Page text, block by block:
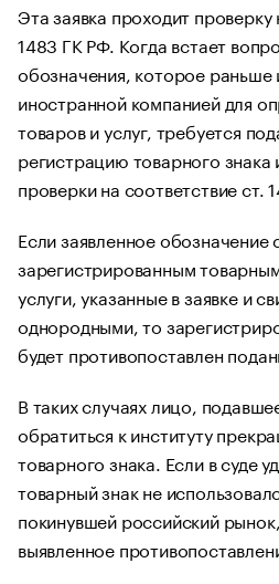
Эта заявка проходит проверку
1483 ГК РФ. Когда встает
обозначения, которое раньше
иностранной компанией для
товаров и услуг, требуется
регистрацию товарного
проверки на соответствие ст.
Если заявленное обозначение
зарегистрированным
услуги, указанные в заявке и
однородными, то
будет противопоставлен
В таких случаях лицо,
обратиться к институту
товарного знака. Если в суде
товарный знак не
покинувшей российский
выявленное